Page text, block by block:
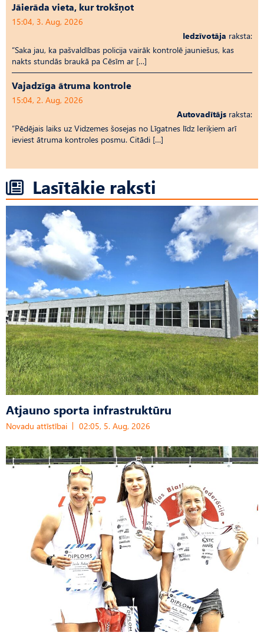
Jāierāda vieta, kur trokšņot
15:04, 3. Aug, 2026
Iedzīvotāja raksta:
“Saka jau, ka pašvaldības policija vairāk kontrolē jauniešus, kas
nakts stundās braukā pa Cēsīm ar […]
Vajadzīga ātruma kontrole
15:04, 2. Aug, 2026
Autovadītājs raksta:
“Pēdējais laiks uz Vid­ze­mes šosejas no Līgatnes līdz Ieriķiem arī
ieviest ātruma kontroles posmu. Citādi […]
Lasītākie raksti
Atjauno sporta infrastruktūru
Novadu attīstībai 02:05, 5. Aug, 2026